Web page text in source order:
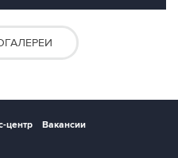
центр
Вакансии